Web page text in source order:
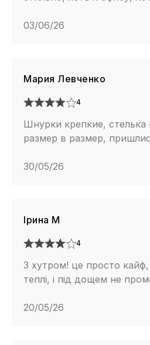
03/06/26
Мария Левченко
4
Шнурки крепкие, стелька
размер в размер,
30/05/26
Ірина М
4
З хутром! це просто
теплі, і під дощем не
20/05/26